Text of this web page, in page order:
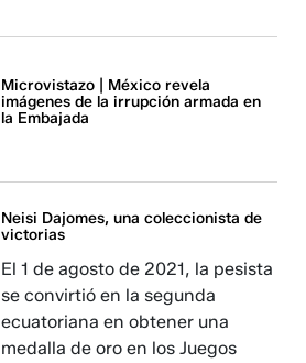
Microvistazo | México revela
imágenes de la irrupción armada en
la Embajada
Neisi Dajomes, una coleccionista de
victorias
El 1 de agosto de 2021, la pesista
se convirtió en la segunda
ecuatoriana en obtener una
medalla de oro en los Juegos